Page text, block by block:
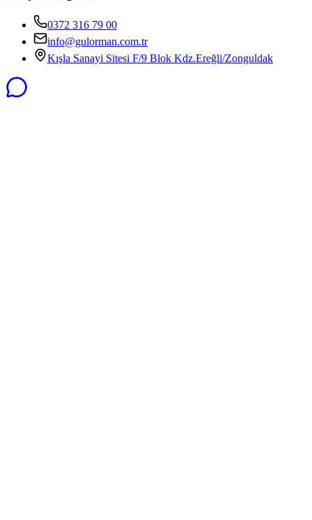
0372 316 79 00
info@gulorman.com.tr
Kışla Sanayi Sitesi F/9 Blok Kdz.Ereğli/Zonguldak